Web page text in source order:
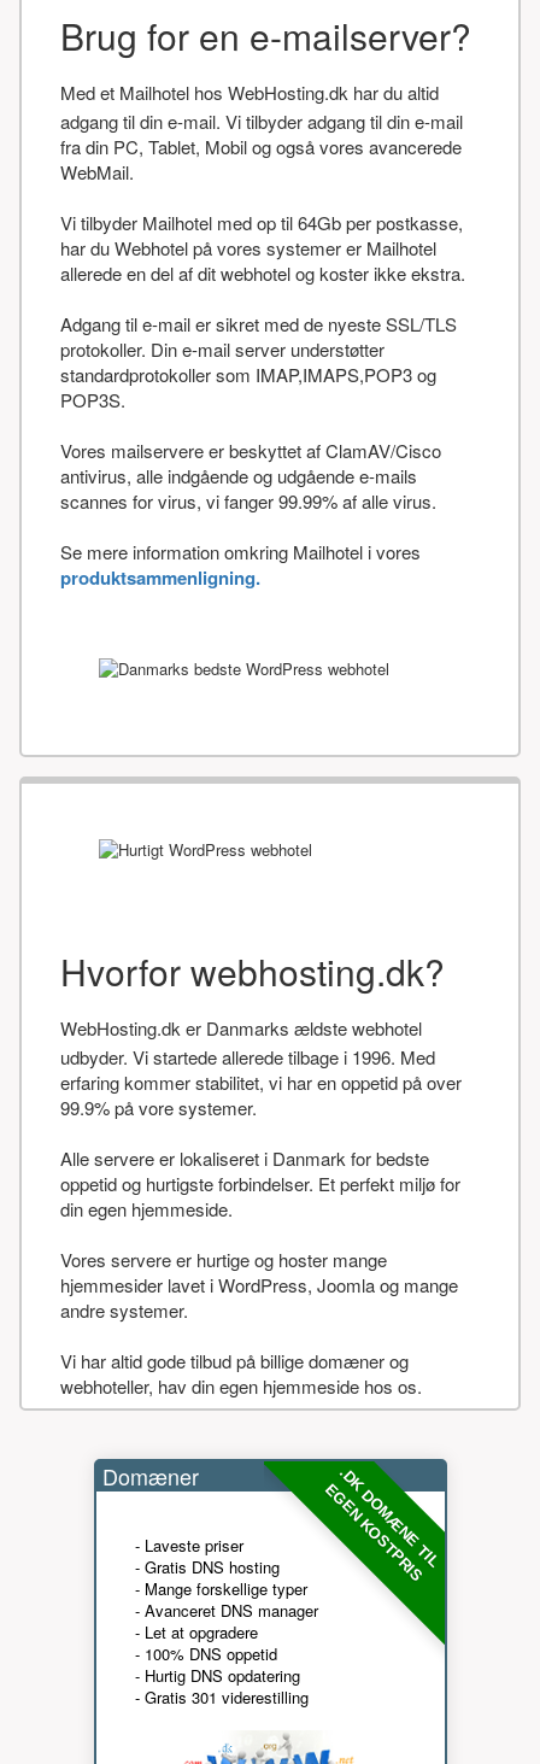
Brug for en e-mailserver?
Med et Mailhotel hos WebHosting.dk har du altid
adgang til din e-mail. Vi tilbyder adgang til din e-mail
fra din PC, Tablet, Mobil og også vores avancerede
WebMail.
Vi tilbyder Mailhotel med op til 64Gb per postkasse,
har du Webhotel på vores systemer er Mailhotel
allerede en del af dit webhotel og koster ikke ekstra.
Adgang til e-mail er sikret med de nyeste SSL/TLS
protokoller. Din e-mail server understøtter
standardprotokoller som IMAP,IMAPS,POP3 og
POP3S.
Vores mailservere er beskyttet af ClamAV/Cisco
antivirus, alle indgående og udgående e-mails
scannes for virus, vi fanger 99.99% af alle virus.
Se mere information omkring Mailhotel i vores
produktsammenligning.
Hvorfor webhosting.dk?
WebHosting.dk er Danmarks ældste webhotel
udbyder. Vi startede allerede tilbage i 1996. Med
erfaring kommer stabilitet, vi har en oppetid på over
99.9% på vore systemer.
Alle servere er lokaliseret i Danmark for bedste
oppetid og hurtigste forbindelser. Et perfekt miljø for
din egen hjemmeside.
Vores servere er hurtige og hoster mange
hjemmesider lavet i WordPress, Joomla og mange
andre systemer.
Vi har altid gode tilbud på billige domæner og
webhoteller, hav din egen hjemmeside hos os.
.DK DOMÆNE TIL
EGEN KOSTPRIS
Domæner
- Laveste priser
- Gratis DNS hosting
- Mange forskellige typer
- Avanceret DNS manager
- Let at opgradere
- 100% DNS oppetid
- Hurtig DNS opdatering
- Gratis 301 viderestilling